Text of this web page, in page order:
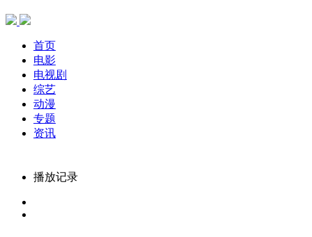
首页
电影
电视剧
综艺
动漫
专题
资讯
播放记录